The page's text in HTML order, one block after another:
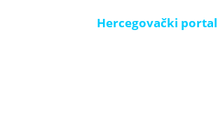
Hercegovački portal